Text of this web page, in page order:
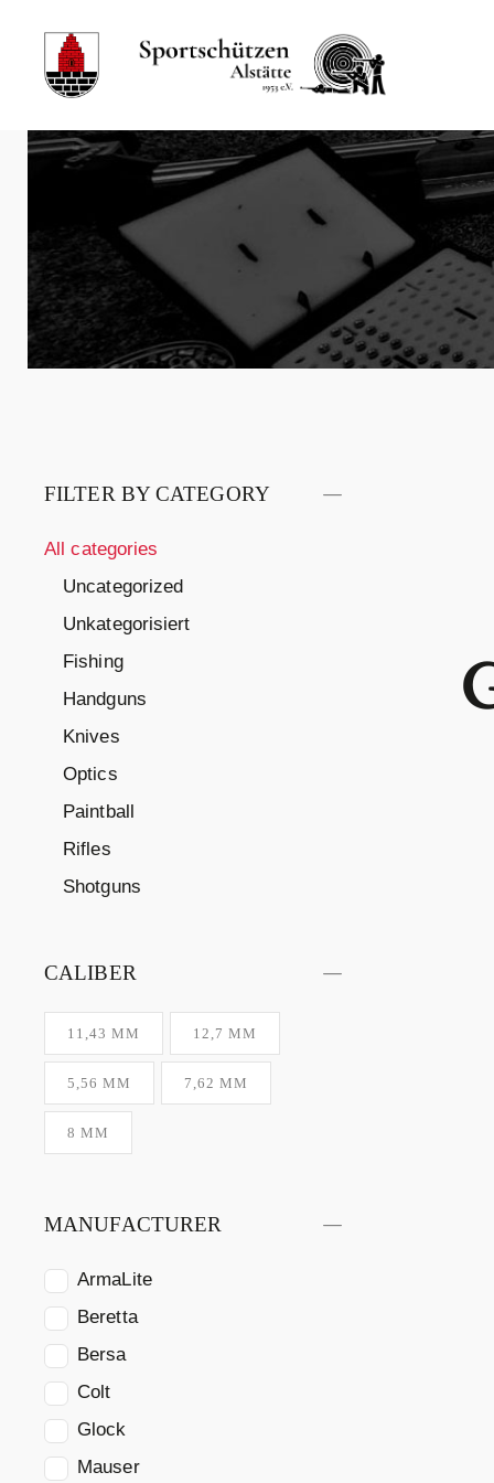
FILTER BY CATEGORY
All categories
Uncategorized
Unkategorisiert
Fishing
Handguns
Knives
Optics
Paintball
Rifles
Shotguns
CALIBER
11,43 MM 12,7 MM
5,56 MM 7,62 MM
8 MM
MANUFACTURER
ArmaLite
Beretta
Bersa
Colt
Glock
Mauser